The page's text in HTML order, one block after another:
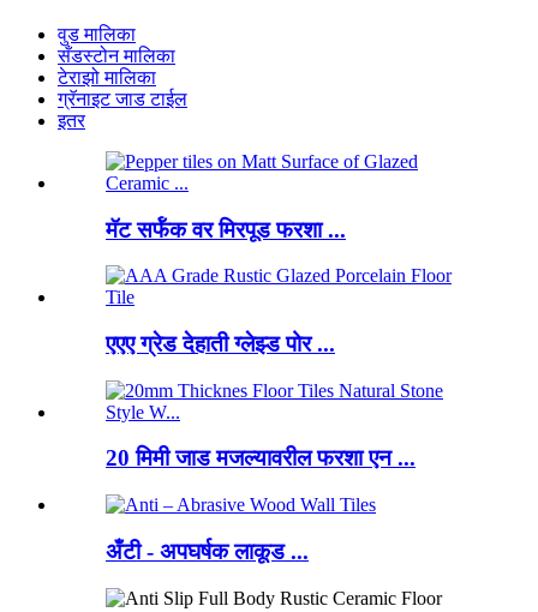
वुड मालिका
सँडस्टोन मालिका
टेराझो मालिका
ग्रॅनाइट जाड टाईल
इतर
मॅट सर्फॅक वर मिरपूड फरशा ...
एएए ग्रेड देहाती ग्लेझ्ड पोर ...
20 मिमी जाड मजल्यावरील फरशा एन ...
अँटी - अपघर्षक लाकूड ...